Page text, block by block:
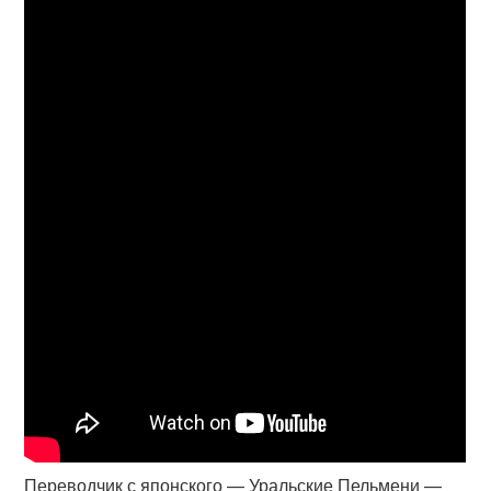
Переводчик с японского — Уральские Пельмени —